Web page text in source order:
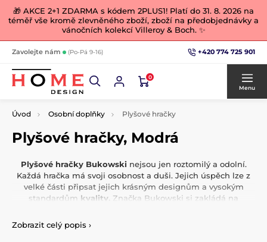
🎁 AKCE 2+1 ZDARMA s kódem 2PLUS1! Platí do 31. 8. 2026 na
téměř vše kromě zlevněného zboží, zboží na předobjednávky a
vánočních kolekcí Villeroy & Boch. ✨
Zavolejte nám (Po-Pá 9-16) +420 774 725 901
0
Menu
Úvod Osobní doplňky Plyšové hračky
Plyšové hračky, Modrá
Plyšové hračky Bukowski nejsou jen roztomilý a odolní.
Každá hračka má svoji osobnost a duši. Jejich úspěch lze z
velké části připsat jejich krásným designům a vysokým
standardům kvality. Značka Bukowski si zakládá na
Zobrazit celý popis ›